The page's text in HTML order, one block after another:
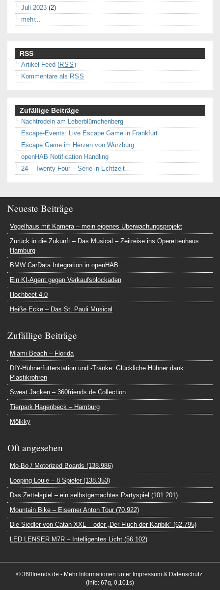
Juli 2023 (2)
mehr...
RSS
Artikel-Feed (RSS)
Kommentare als RSS
Zufällige Beiträge
Nachtrodeln am Leberblümchenberg
Escape-Events: Live Escape Game in Frankfurt
Escape Game im Herzen von Würzburg
openHAB Notification Handling
24 – Twenty Four – Serie in Echtzeit…
Neueste Beiträge
Vogelhaus mit Kamera – mein eigenes Überwachungsprojekt
Zurück in die Zukunft – Das Musical – Zeitreise ins Operettenhaus
Hamburg
BMW CarData Integration in openHAB
Ein KI-Agent gegen Verkaufsblockaden
Hochbeet 4.0
Heiße Ecke – Das St. Pauli Musical
Zufällige Beiträge
Miami Beach – Florida
DIY-Hühnerfutterstation und -Tränke: Glückliche Hühner dank
Plastikrohren
Sweat Jacken – 360friends.de Collection
Tierpark Hagenbeck – Hamburg
Mölkky
Oft angesehen
Mo-Bo / Motorized Boards (138.986)
Looping Louie – 8 Spieler (138.353)
Das Zettelspiel – ein selbstgemachtes Partyspiel (101.201)
Mountain Bike – Eiserner Anton Tour (70.922)
Die Siedler von Catan XXL – oder „Der Fluch der Karibik“ (62.795)
LED LENSER M7R – Intelligentes Licht (56.102)
© 360friends.de - Mehr Informationen unter Impressum & Datenschutz
(Info: 67q, 0,101s)